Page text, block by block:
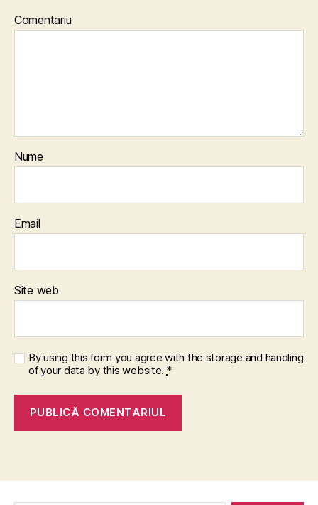
Comentariu
Nume
Email
Site web
By using this form you agree with the storage and handling
of your data by this website. *